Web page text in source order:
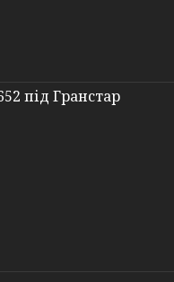
під Гранстар